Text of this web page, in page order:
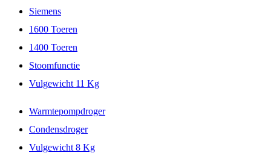
Siemens
1600 Toeren
1400 Toeren
Stoomfunctie
Vulgewicht 11 Kg
Warmtepompdroger
Condensdroger
Vulgewicht 8 Kg